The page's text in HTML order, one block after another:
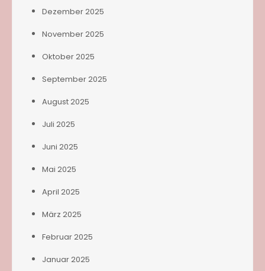
Dezember 2025
November 2025
Oktober 2025
September 2025
August 2025
Juli 2025
Juni 2025
Mai 2025
April 2025
März 2025
Februar 2025
Januar 2025